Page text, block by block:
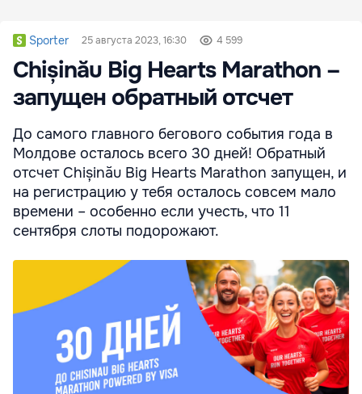
Sporter 25 августа 2023, 16:30 4 599
Chișinău Big Hearts Marathon –
запущен обратный отсчет
До самого главного бегового события года в
Молдове осталось всего 30 дней! Обратный
отсчет Chișinău Big Hearts Marathon запущен, и
на регистрацию у тебя осталось совсем мало
времени – особенно если учесть, что 11
сентября слоты подорожают.